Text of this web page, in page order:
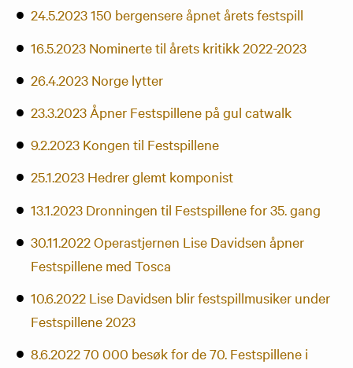
24.5.2023 150 bergensere åpnet årets festspill
16.5.2023 Nominerte til årets kritikk 2022-2023
26.4.2023 Norge lytter
23.3.2023 Åpner Festspillene på gul catwalk
9.2.2023 Kongen til Festspillene
25.1.2023 Hedrer glemt komponist
13.1.2023 Dronningen til Festspillene for 35. gang
30.11.2022 Operastjernen Lise Davidsen åpner
Festspillene med Tosca
10.6.2022 Lise Davidsen blir festspillmusiker under
Festspillene 2023
8.6.2022 70 000 besøk for de 70. Festspillene i